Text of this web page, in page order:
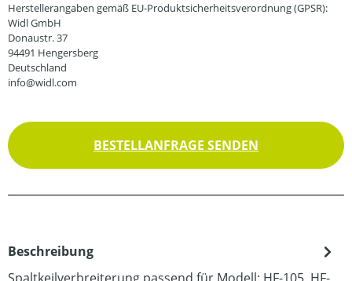
Herstellerangaben gemäß EU-Produktsicherheitsverordnung (GPSR):
Widl GmbH
Donaustr. 37
94491 Hengersberg
Deutschland
info@widl.com
BESTELLANFRAGE SENDEN
Beschreibung